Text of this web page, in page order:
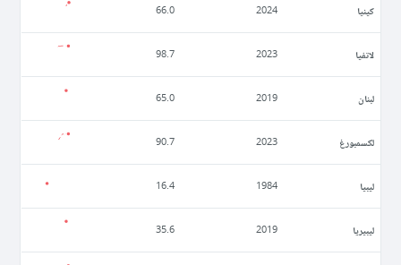
كينيا 2024
66.0
لاتفيا 2023
98.7
لبنان 2019
65.0
لكسمبورغ 2023
90.7
ليبيا 1984
16.4
ليبيريا 2019
35.6